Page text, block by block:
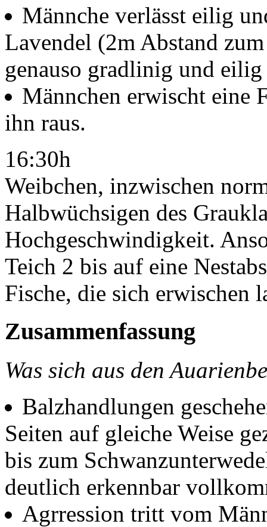
Männche verlässt eilig
Lavendel (2m Abstand
genauso gradlinig und
Männchen erwischt eine
ihn raus.
16:30h
Weibchen, inzwischen
Halbwüchsigen des
Hochgeschwindigkeit.
Teich 2 bis auf eine
Fische, die sich erwischen
Zusammenfassung
Was sich aus den
Balzhandlungen
Seiten auf gleiche Weise
bis zum
deutlich erkennbar
Agrression tritt vom